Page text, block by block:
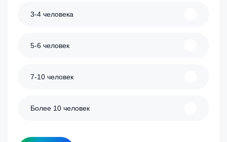
3-4 человека
5-6 человек
7-10 человек
Более 10 человек